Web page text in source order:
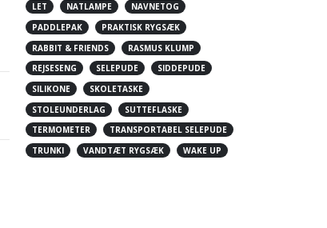
LET
NATLAMPE
NAVNETOG
PADDLEPAK
PRAKTISK RYGSÆK
RABBIT & FRIENDS
RASMUS KLUMP
REJSESENG
SELEPUDE
SIDDEPUDE
SILIKONE
SKOLETASKE
STOLEUNDERLAG
SUTTEFLASKE
TERMOMETER
TRANSPORTABEL SELEPUDE
TRUNKI
VANDTÆT RYGSÆK WAKE UP